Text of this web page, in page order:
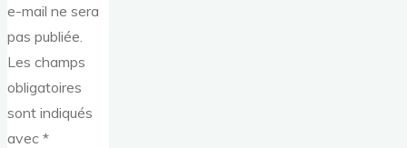
e-mail ne sera
pas publiée.
Les champs
obligatoires
sont indiqués
avec *